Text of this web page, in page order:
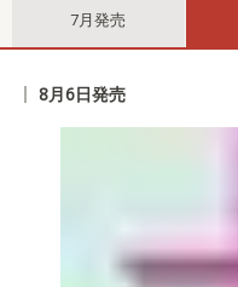
7月発売
8月6日発売